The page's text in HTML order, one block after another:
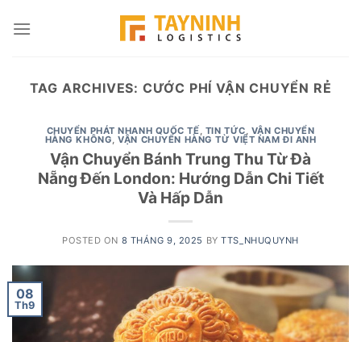
TAG ARCHIVES: CƯỚC PHÍ VẬN CHUYỂN RẺ
CHUYỂN PHÁT NHANH QUỐC TẾ, TIN TỨC, VẬN CHUYỂN
HÀNG KHÔNG,VẬN CHUYỂN HÀNG TỪ VIỆT NAM ĐI ANH
Vận Chuyển Bánh Trung Thu Từ Đà
Nẵng Đến London: Hướng Dẫn Chi Tiết
Và Hấp Dẫn
POSTED ON 8 THÁNG 9, 2025 BYTTS_NHUQUYNH
08
Th9